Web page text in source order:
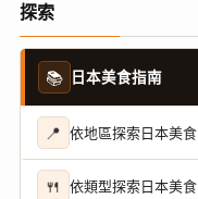
探索
📚 日本美食指南
📍 依地區探索日本美食
🍴 依類型探索日本美食